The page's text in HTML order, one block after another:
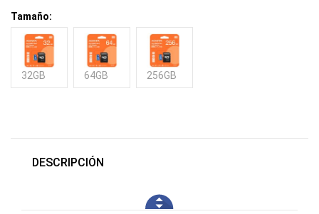
Tamaño:
32GB 64GB 256GB
DESCRIPCIÓN